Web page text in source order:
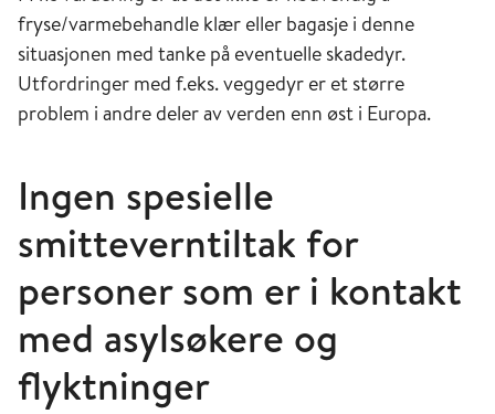
fryse/varmebehandle klær eller bagasje i denne
situasjonen med tanke på eventuelle skadedyr.
Utfordringer med f.eks. veggedyr er et større
problem i andre deler av verden enn øst i Europa.
Ingen spesielle
smitteverntiltak for
personer som er i kontakt
med asylsøkere og
flyktninger